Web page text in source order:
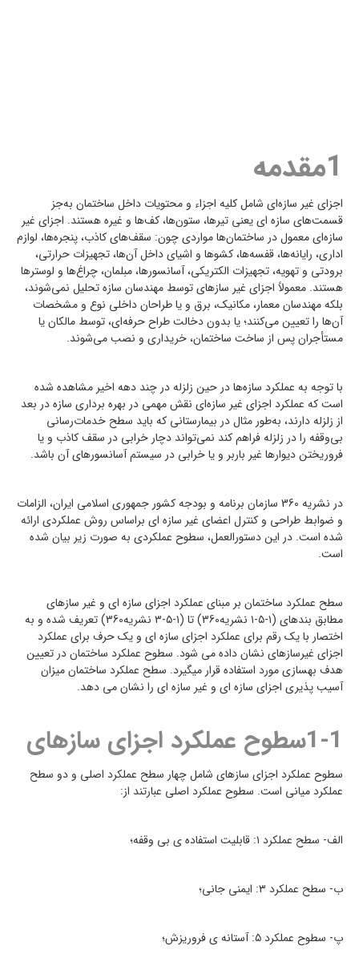
1مقدمه
اجزای غیر سازه‌ای شامل کلیه اجزاء و محتویات داخل ساختمان به‌جز
قسمت‌های سازه ای یعنی تیرها، ستون‌ها، کف‌ها و غیره هستند. اجزای غیر
سازه‌ای معمول در ساختمان‌ها مواردی چون: سقف‌‌های کاذب، پنجره‌ها، لوازم
اداری، رایانه‌ها، قفسه‌ها، کشوها و اشیای داخل آن‌ها، تجهیزات حرارتی،
برودتی و تهویه، تجهیزات الکتریکی، آسانسورها، مبلمان، چراغ‌ها و لوسترها
هستند. معمولاً اجزای غیر سازهای توسط مهندسان سازه تحلیل نمی‌شوند،
بلکه مهندسان معمار، مکانیک، برق و یا طراحان داخلی نوع و مشخصات
آن‌ها را تعیین می‌کنند؛ یا بدون دخالت طراح حرفه‌ای، توسط مالکان یا
مستأجران پس از ساخت ساختمان، خریداری و نصب می‌شوند.
با توجه به عملکرد سازه‌ها در حین زلزله در چند دهه اخیر مشاهده‌ شده
است که عملکرد اجزای غیر سازه‌ای نقش مهمی در بهره‌ برداری سازه در بعد
از زلزله دارند، به‌طور مثال در بیمارستانی که باید سطح خدمات‌رسانی
بی‌وقفه را در زلزله فراهم کند نمی‌تواند دچار خرابی در سقف کاذب و یا
فروریختن دیوارها غیر باربر و یا خرابی در سیستم آسانسورهای آن باشد.
در نشریه 360 سازمان برنامه و بودجه کشور جمهوری اسلامی ایران، الزامات
و ضوابط طراحی و کنترل اعضای غیر سازه ای براساس روش عملکردی ارائه
شده است. در این دستورالعمل، سطوح عملکردی به صورت زیر بیان شده
است.
سطح عملکرد ساختمان بر مبنای عملکرد اجزای سازه ای و غیر سازهای
مطابق بندهای (۱-۵-۱ نشریه360) تا (۱-۵-۳ نشریه360) تعریف شده و به
اختصار با یک رقم برای عملکرد اجزای سازه ای و یک حرف برای عملکرد
اجزای غیرسازهای نشان داده می شود. سطوح عملکرد ساختمان در تعیین
هدف بهسازی مورد استفاده قرار میگیرد. سطح عملکرد ساختمان میزان
آسیب پذیری اجزای سازه ای و غیر سازه ای را نشان می دهد.
1-1سطوح عملکرد اجزای سازهای
سطوح عملکرد اجزای سازهای شامل چهار سطح عملکرد اصلی و دو سطح
عملکرد میانی است. سطوح عملکرد اصلی عبارتند از:
الف- سطح عملکرد ۱: قابلیت استفاده ی بی وقفه؛
ب- سطح عملکرد ۳: ایمنی جانی؛
پ- سطوح عملکرد ۵: آستانه ی فروریزش؛